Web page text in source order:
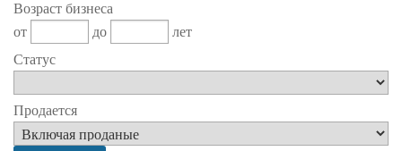
Возраст бизнеса
от
до
лет
Статус
Продается